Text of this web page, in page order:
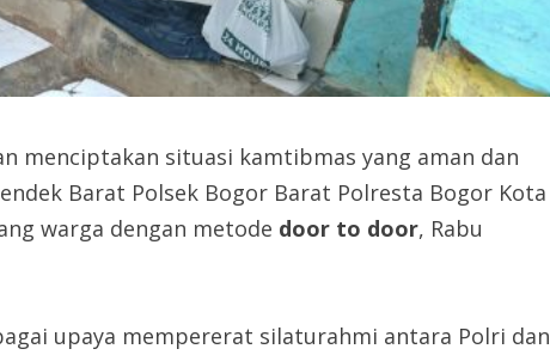
menciptakan situasi kamtibmas yang aman dan
Barat Polsek Bogor Barat Polresta Bogor Kota
warga dengan metode door to door, Rabu
upaya mempererat silaturahmi antara Polri dan